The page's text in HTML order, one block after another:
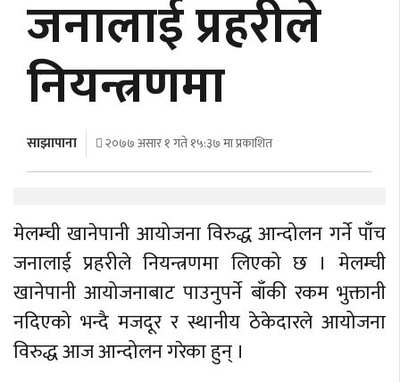
अन्तरवार्ता
विचार/
बहस
जनालाई प्रहरीले
नियन्त्रणमा
साझापाना २०७७ असार १ गते १५:३७ मा प्रकाशित
मेलम्ची खानेपानी आयोजना विरुद्ध आन्दोलन गर्ने पाँच
जनालाई प्रहरीले नियन्त्रणमा लिएको छ । मेलम्ची
खानेपानी आयोजनाबाट पाउनुपर्ने बाँकी रकम भुक्तानी
नदिएको भन्दै मजदूर र स्थानीय ठेकेदारले आयोजना
विरुद्ध आज आन्दोलन गरेका हुन् ।